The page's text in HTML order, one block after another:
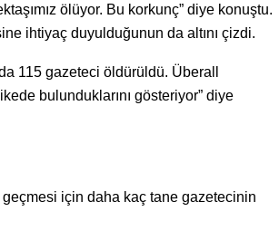
ölüyor. Bu korkunç” diye konuştu.
ihtiyaç duyulduğunun da altını çizdi.
115 gazeteci öldürüldü. Überall
bulunduklarını gösteriyor” diye
geçmesi için daha kaç tane gazetecinin